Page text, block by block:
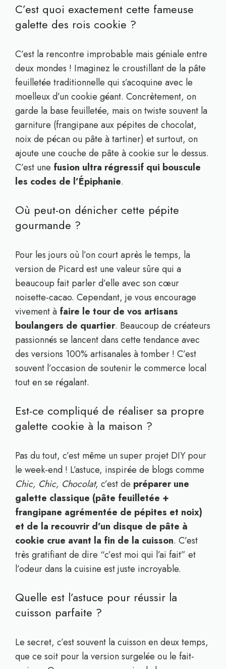
C’est quoi exactement cette fameuse
galette des rois cookie ?
C’est la rencontre improbable mais géniale entre
deux mondes ! Imaginez le croustillant de la pâte
feuilletée traditionnelle qui s’acoquine avec le
moelleux d’un cookie géant. Concrètement, on
garde la base feuilletée, mais on twiste souvent la
garniture (frangipane aux pépites de chocolat,
noix de pécan ou pâte à tartiner) et surtout, on
ajoute une couche de pâte à cookie sur le dessus.
C’est une fusion ultra régressif qui bouscule
les codes de l’Épiphanie.
Où peut-on dénicher cette pépite
gourmande ?
Pour les jours où l’on court après le temps, la
version de Picard est une valeur sûre qui a
beaucoup fait parler d’elle avec son cœur
noisette-cacao. Cependant, je vous encourage
vivement à faire le tour de vos artisans
boulangers de quartier. Beaucoup de créateurs
passionnés se lancent dans cette tendance avec
des versions 100% artisanales à tomber ! C’est
souvent l’occasion de soutenir le commerce local
tout en se régalant.
Est-ce compliqué de réaliser sa propre
galette cookie à la maison ?
Pas du tout, c’est même un super projet DIY pour
le week-end ! L’astuce, inspirée de blogs comme
Chic, Chic, Chocolat, c’est de préparer une
galette classique (pâte feuilletée +
frangipane agrémentée de pépites et noix)
et de la recouvrir d’un disque de pâte à
cookie crue avant la fin de la cuisson. C’est
très gratifiant de dire “c’est moi qui l’ai fait” et
l’odeur dans la cuisine est juste incroyable.
Quelle est l’astuce pour réussir la
cuisson parfaite ?
Le secret, c’est souvent la cuisson en deux temps,
que ce soit pour la version surgelée ou le fait-